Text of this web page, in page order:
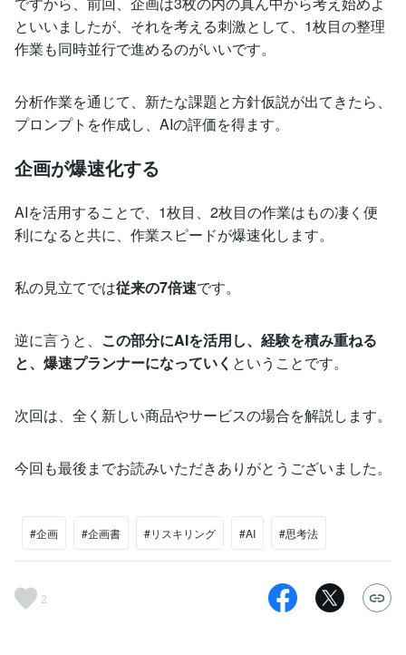
といいましたが、それを考える刺激として、1枚目の整理
作業も同時並行で進めるのがいいです。
分析作業を通じて、新たな課題と方針仮説が出てきたら、
プロンプトを作成し、AIの評価を得ます。
企画が爆速化する
AIを活用することで、1枚目、2枚目の作業はもの凄く便
利になると共に、作業スピードが爆速化します。
私の見立てでは従来の7倍速です。
逆に言うと、 この部分にAIを活用し、経験を積み重ねる
と、爆速プランナーになっていく ということです。
次回は、全く新しい商品やサービスの場合を解説します。
今回も最後までお読みいただきありがとうございました。
#企画 #企画書 #リスキリング #AI #思考法
2